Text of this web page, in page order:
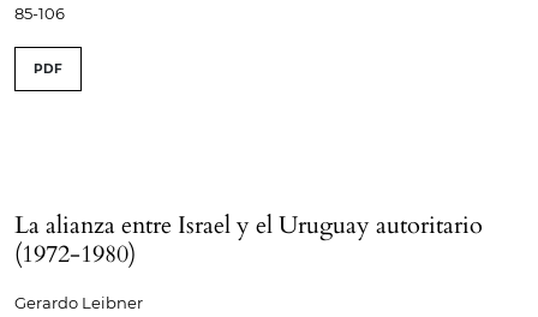
85-106
PDF
La alianza entre Israel y el Uruguay autoritario
(1972-1980)
Gerardo Leibner